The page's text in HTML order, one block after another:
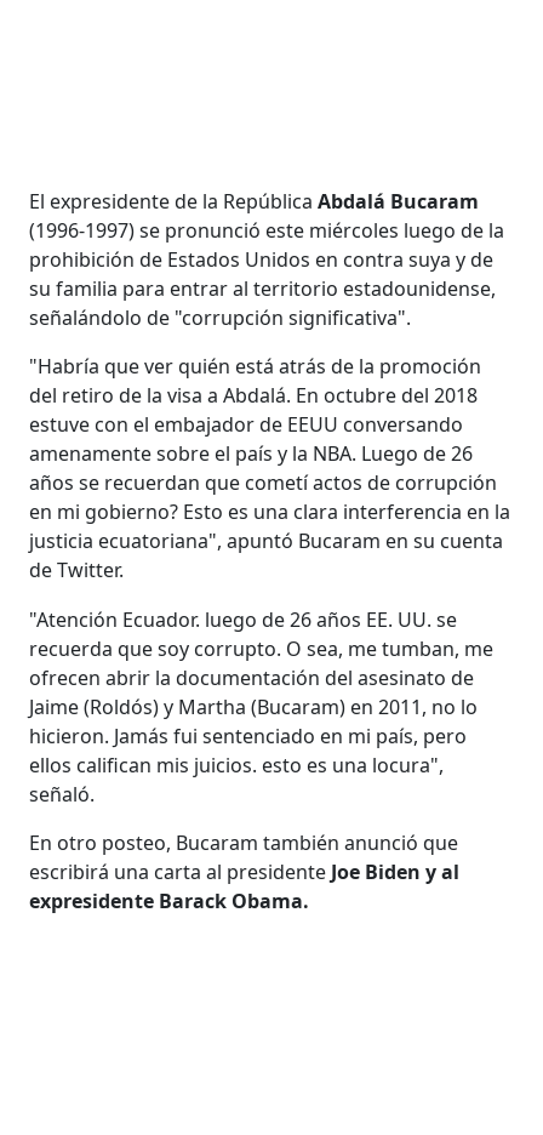
El expresidente de la RepúblicaAbdalá Bucaram
(1996-1997) se pronunció este miércoles luego de la
prohibición de Estados Unidos en contra suya y de
su familia para entrar al territorio estadounidense,
señalándolo de "corrupción significativa".
"Habría que ver quién está atrás de la promoción
del retiro de la visa a Abdalá. En octubre del 2018
estuve con el embajador de EEUU conversando
amenamente sobre el país y la NBA. Luego de 26
años se recuerdan que cometí actos de corrupción
en mi gobierno? Esto es una clara interferencia en la
justicia ecuatoriana", apuntó Bucaram en su cuenta
de Twitter.
"Atención Ecuador. luego de 26 años EE. UU. se
recuerda que soy corrupto. O sea, me tumban, me
ofrecen abrir la documentación del asesinato de
Jaime (Roldós) y Martha (Bucaram) en 2011, no lo
hicieron. Jamás fui sentenciado en mi país, pero
ellos califican mis juicios. esto es una locura",
señaló.
En otro posteo, Bucaram también anunció que
escribirá una carta al presidente Joe Biden y al
expresidente Barack Obama.